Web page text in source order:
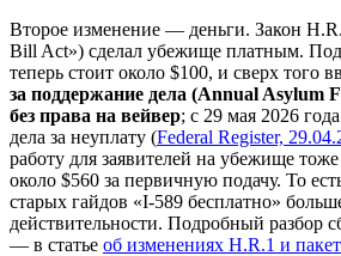
Второе изменение — деньги. Закон
Bill Act») сделал убежище платным.
теперь стоит около $100, и сверх того
за поддержание дела (Annual Asylum
без права на вейвер; с 29 мая 2026
дела за неуплату (Federal Register,
работу для заявителей на убежище
около $560 за первичную подачу. То
старых гайдов «I-589 бесплатно»
действительности. Подробный разбор
— в статье об изменениях H.R.1 и